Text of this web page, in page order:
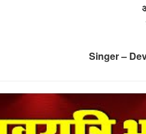
Singer –